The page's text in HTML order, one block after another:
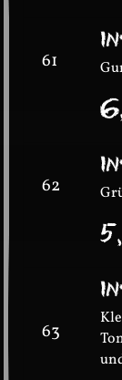
61
62
63